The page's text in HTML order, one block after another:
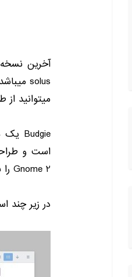
آخرین
solus
میتوانید
Budgie یک
است و
Gnome 2
در زیر چند